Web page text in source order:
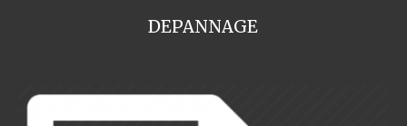
DEPANNAGE